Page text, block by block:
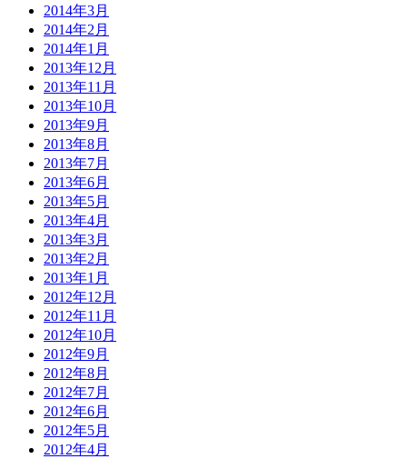
2014年3月
2014年2月
2014年1月
2013年12月
2013年11月
2013年10月
2013年9月
2013年8月
2013年7月
2013年6月
2013年5月
2013年4月
2013年3月
2013年2月
2013年1月
2012年12月
2012年11月
2012年10月
2012年9月
2012年8月
2012年7月
2012年6月
2012年5月
2012年4月